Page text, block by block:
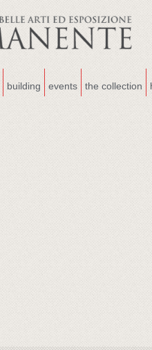
building events the collection